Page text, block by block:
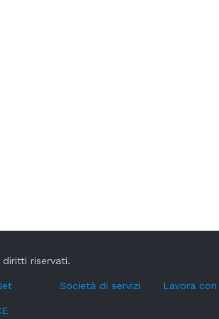
diritti riservati.
Società di servizi Lavora